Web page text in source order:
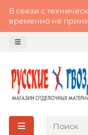
В связи с
временно не